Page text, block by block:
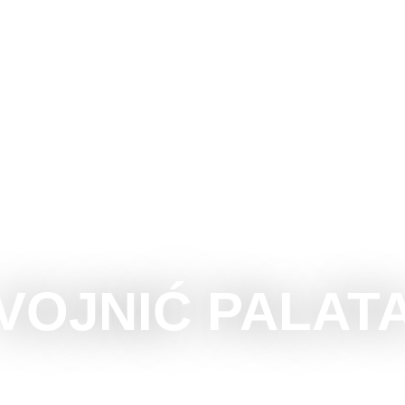
VOJNIĆ PALATA